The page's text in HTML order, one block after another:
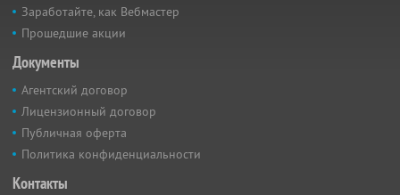
Заработайте, как Вебмастер
Прошедшие акции
Документы
Агентский договор
Лицензионный договор
Публичная оферта
Политика конфиденциальности
Контакты